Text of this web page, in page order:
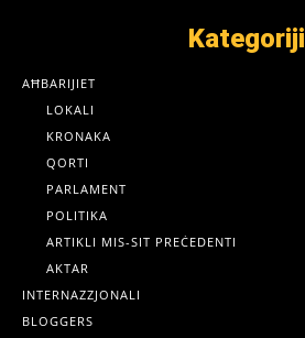
Kategoriji
AĦBARIJIET
LOKALI
KRONAKA
QORTI
PARLAMENT
POLITIKA
ARTIKLI MIS-SIT PREĊEDENTI
AKTAR
INTERNAZZJONALI
BLOGGERS